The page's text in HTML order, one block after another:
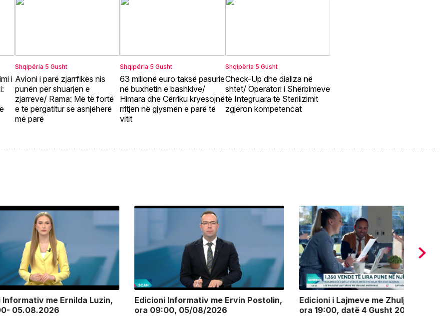
i
Shqipëria 5 Gusht
Avioni i parë zjarrfikës nis
punën për shuarjen e
zjarreve/ Rama: Më të fortë
e të përgatitur se asnjëherë
më parë
Shqipëria 5 Gusht
63 milionë euro taksë pasurie
në buxhetin e bashkive/
Himara dhe Cërriku kryesojnë
rritjen në gjysmën e parë të
vitit
Shqipëria 5 Gusht
Check-Up dhe dializa në
shtet/ Operatori i Shërbimeve
të Integruara të Sterilizimit
zgjeron kompetencat
Informativ me Ernilda Luzin,
05.08.2026
Edicioni Informativ me Ervin Postolin,
ora 09:00, 05/08/2026
Edicioni i Lajmeve me Zhuljeta
ora 19:00, datë 4 Gusht 2026